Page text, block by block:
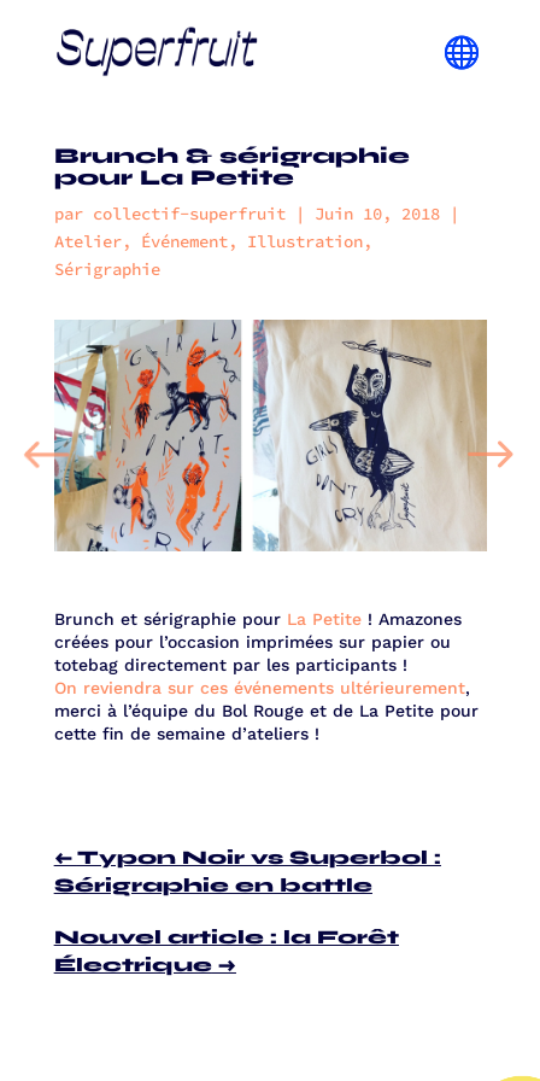
Brunch & sérigraphie
pour La Petite
par collectif-superfruit| Juin 10, 2018|
Atelier, Événement, Illustration,
Sérigraphie
Brunch et sérigraphie pour La Petite! Amazones
créées pour l’occasion imprimées sur papier ou
totebag directement par les participants !
On reviendra sur ces événements ultérieurement,
merci à l’équipe du Bol Rouge et de La Petite pour
cette fin de semaine d’ateliers !
← Typon Noir vs Superbol :
Sérigraphie en battle
Nouvel article : la Forêt
Électrique→